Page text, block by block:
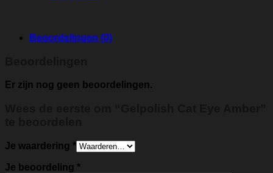
Beoordelingen (0)
Er zijn nog geen beoordelingen.
Je waardering *
Je beoordeling *